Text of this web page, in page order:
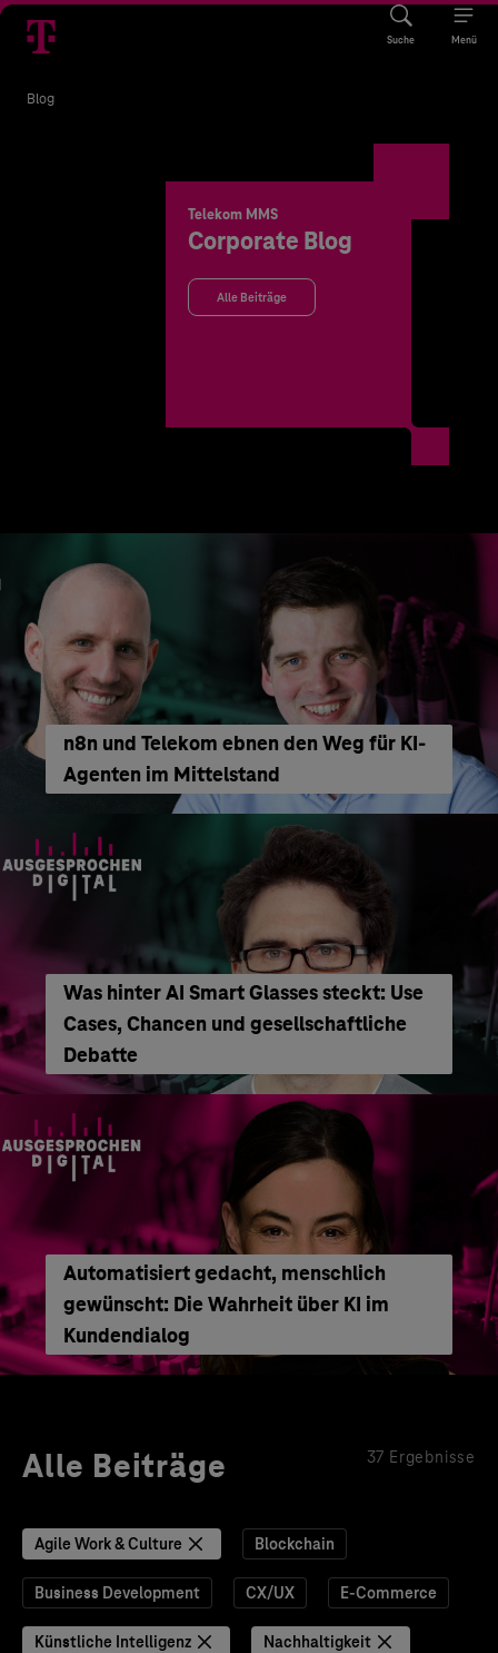
Suche Menü
Blog
Telekom MMS
Corporate Blog
Alle Beiträge
n8n und Telekom ebnen den Weg für KI-
Agenten im Mittelstand
Was hinter AI Smart Glasses steckt: Use
Cases, Chancen und gesellschaftliche
Debatte
Automatisiert gedacht, menschlich
gewünscht: Die Wahrheit über KI im
Kundendialog
Alle Beiträge 37 Ergebnisse
Agile Work & Culture Blockchain
Business Development CX/UX E-Commerce
Künstliche Intelligenz Nachhaltigkeit